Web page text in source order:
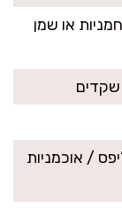
חמניות או שמן
/ אוכמניות